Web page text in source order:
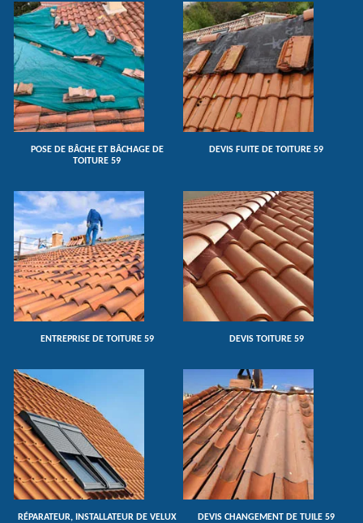
POSE DE BÂCHE ET BÂCHAGE DE
TOITURE 59
DEVIS FUITE DE TOITURE 59
ENTREPRISE DE TOITURE 59 DEVIS TOITURE 59
RÉPARATEUR, INSTALLATEUR DE VELUX
DEVIS CHANGEMENT DE TUILE 59